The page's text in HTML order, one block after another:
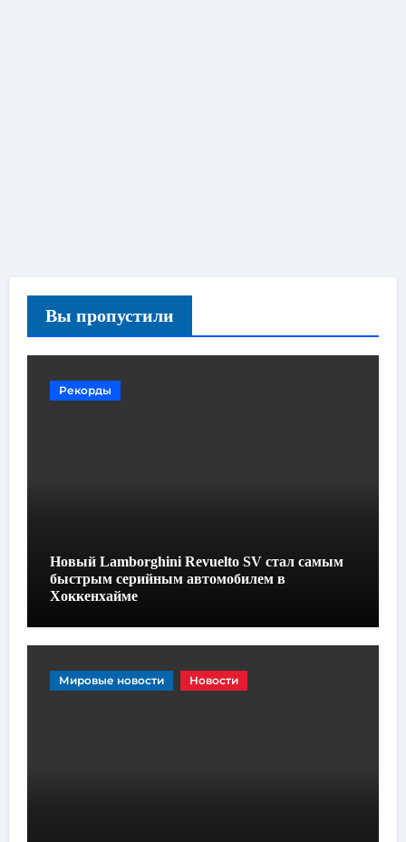
Вы пропустили
Рекорды
Новый Lamborghini Revuelto SV стал самым
быстрым серийным автомобилем в
Хоккенхайме
Мировые новости Новости